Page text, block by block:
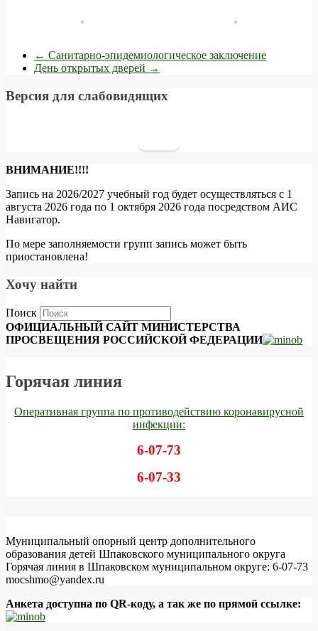
← Санитарно-эпидемиологическое заключение
День открытых дверей →
Версия для слабовидящих
ВНИМАНИЕ!!!!
Запись на 2026/2027 учебный год будет осуществляться с 1
августа 2026 года по 1 октября 2026 года посредством АИС
Навигатор.
По мере заполняемости групп запись может быть
приостановлена!
Хочу найти
Поиск
ОФИЦИАЛЬНЫЙ САЙТ МИНИСТЕРСТВА
ПРОСВЕЩЕНИЯ РОССИЙСКОЙ ФЕДЕРАЦИИ
Горячая линия
Оперативная группа по противодействию коронавирусной
инфекции:
6-07-73
6-07-33
Муниципальный опорный центр дополнительного
образования детей Шпаковского муниципального округа
Горячая линия в Шпаковском муниципальном округе: 6-07-73
mocshmo@yandex.ru
Анкета доступна по QR-коду, а так же по прямой ссылке: